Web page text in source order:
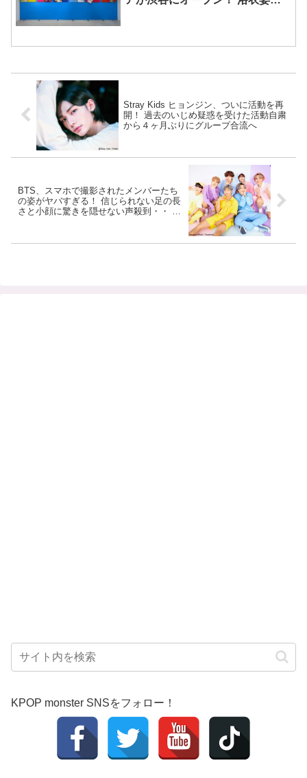
Stray Kids ヒョンジン、ついに活動を再
開！ 過去のいじめ疑惑を受けた活動自粛
から４ヶ月ぶりにグループ合流へ
BTS、スマホで撮影されたメンバーたち
の姿がヤバすぎる！ 信じられない足の長
さと小顔に驚きを隠せない声殺到・・ ス
KPOP monster SNSをフォロー！